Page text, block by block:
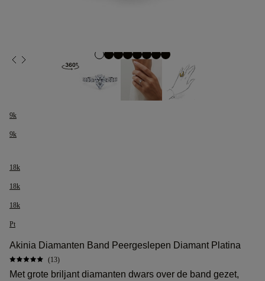
9k
9k
18k
18k
18k
Pt
Akinia Diamanten Band Peergeslepen Diamant Platina
(13)
Met grote briljant diamanten dwars over de band gezet,